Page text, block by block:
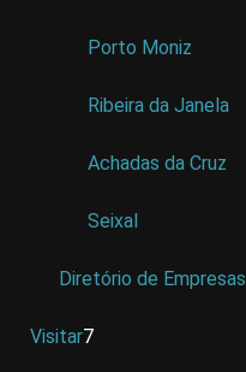
Porto Moniz
Ribeira da Janela
Achadas da Cruz
Seixal
Diretório de Empresas
Visitar7